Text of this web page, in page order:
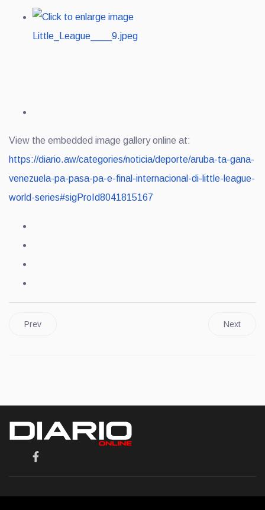
View the embedded image gallery online at:
https://diario.aw/categories/noticia/deporte/aruba-ta-gana-
venezuela-pa-pasa-pa-e-final-internacional-di-little-league-
world-series#sigProId8041815167
Prev Next